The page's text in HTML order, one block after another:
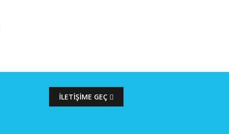
İLETIŞIME GEÇ